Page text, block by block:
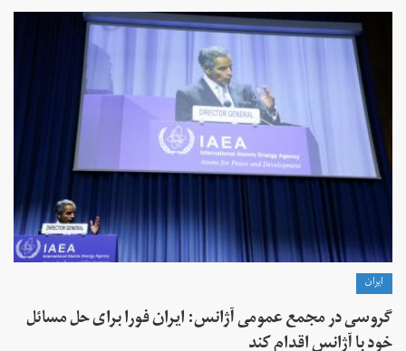
ايران
گروسی در مجمع عمومی آژانس: ایران فورا برای حل مسائل